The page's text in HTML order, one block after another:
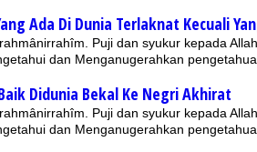
Ada Di Dunia Terlaknat Kecuali
Puji dan syukur kepada
dan Menganugerahkan
Didunia Bekal Ke Negri Akhirat
Puji dan syukur kepada
dan Menganugerahkan